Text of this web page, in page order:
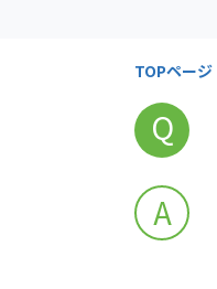
TOPページ
Q
A